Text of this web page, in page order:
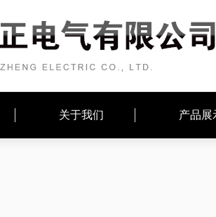
关于我们 产品展